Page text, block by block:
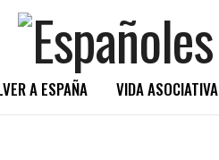
A ESPAÑA VIDA ASOCIATIVA